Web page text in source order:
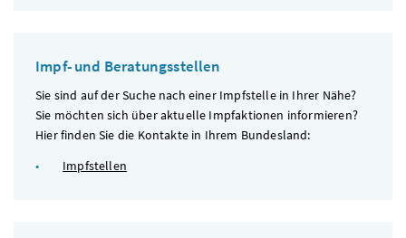
Impf- und Beratungsstellen
Sie sind auf der Suche nach einer Impfstelle in Ihrer Nähe?
Sie möchten sich über aktuelle Impfaktionen informieren?
Hier finden Sie die Kontakte in Ihrem Bundesland:
Impfstellen